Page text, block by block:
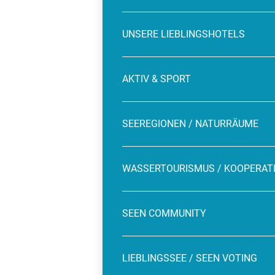
UNSERE LIEBLINGSHOTELS
AKTIV & SPORT
SEEREGIONEN / NATURRÄUME
WASSERTOURISMUS /
SEEN COMMUNITY
LIEBLINGSSEE / SEEN VOTING